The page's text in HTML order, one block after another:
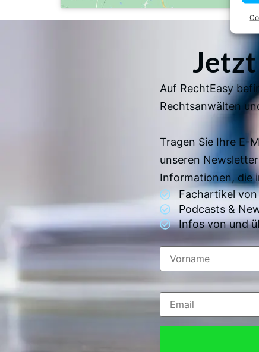
Auf RechtEasy
Rechtsanwälten
Tragen Sie Ihre E-
unseren
Informationen, die
Fachartikel
Podcasts &
Infos von und